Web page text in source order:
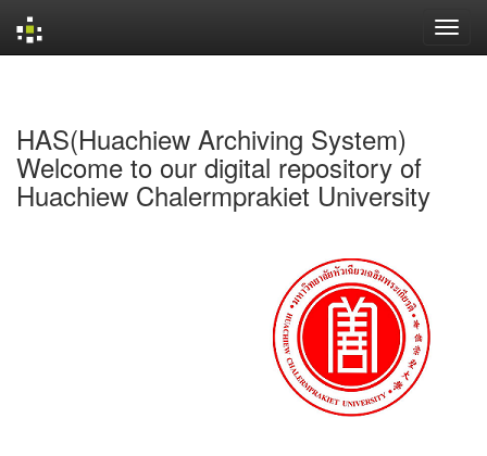
HAS(Huachiew Archiving System)
Welcome to our digital repository of
Huachiew Chalermprakiet University